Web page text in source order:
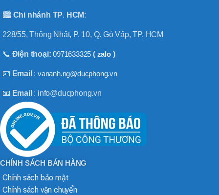
🏙️ Chi nhánh TP. HCM:
228/55, Thống Nhất, P. 10, Q. Gò Vấp, TP. HCM
📞 Điện thoại:0971633325 ( zalo)
📧 Email :vananh.ng@ducphong.vn
📧 Email : info@ducphong.vn
CHÍNH SÁCH BÁN HÀNG
Chính sách bảo mật
Chính sách vận chuyển